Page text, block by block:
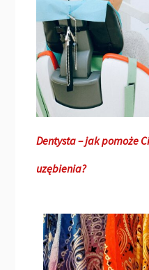
Dentysta – jak pomoże
uzębienia?